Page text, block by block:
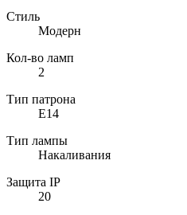
Стиль
Модерн
Кол-во ламп
2
Тип патрона
E14
Тип лампы
Накаливания
Защита IP
20